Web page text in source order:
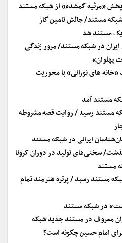
پخش «مرثیه گمشده» از شبکه مستند
مستند/ چالش تامین گاز
مستند شد
در شبکه مستند/ مرور زندگی
پهلوان»
های نورانی» با محوریت
مستند آمد
مستند رسید / روایت قصه مشروطه
ایرانی در شبکه مستند
سختی‌های تولید در دوران کرونا
مستند
مستند رسید / پرتره هنرمند تمام
در شبکه مستند
معروف در مستند جدید شبکه
امام حسین چگونه است؟